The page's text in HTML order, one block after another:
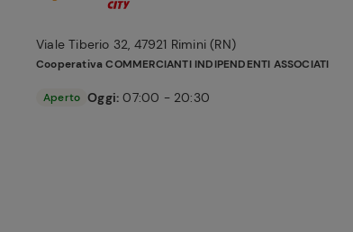
Viale Tiberio 32, 47921 Rimini (RN)
CooperativaCOMMERCIANTI INDIPENDENTI ASSOCIATI
Aperto Oggi: 07:00 - 20:30